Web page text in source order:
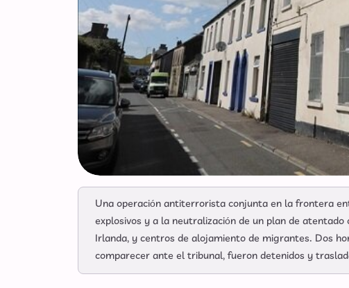
Una operación antiterrorista conjunta en la frontera
explosivos y a la neutralización de un plan de
Irlanda, y centros de alojamiento de migrantes. Dos
comparecer ante el tribunal, fueron detenidos y